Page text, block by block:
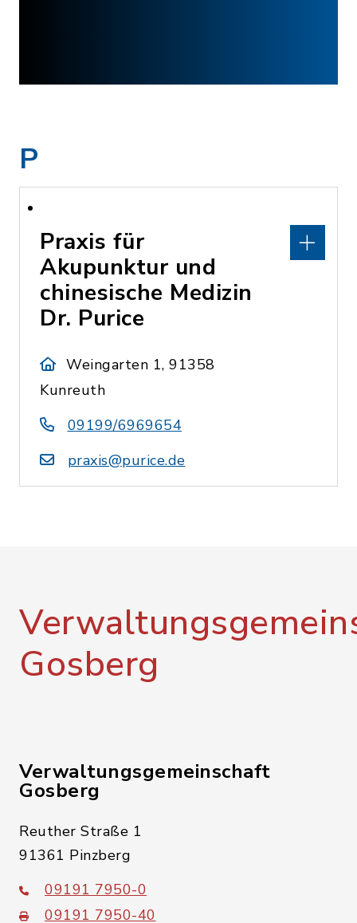
P
Praxis für
Akupunktur und
chinesische Medizin
Dr. Purice
Weingarten 1, 91358
Kunreuth
09199/6969654
praxis@purice.de
Gosberg
Verwaltungsgemeinschaft
Gosberg
Reuther Straße 1
91361 Pinzberg
09191 7950-0
09191 7950-40